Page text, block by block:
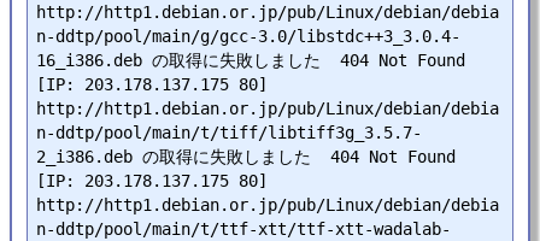
http://http1.debian.or.jp/pub/Linux/debian/debia
n-ddtp/pool/main/g/gcc-3.0/libstdc++3_3.0.4-
16_i386.deb の取得に失敗しました  404 Not Found
[IP: 203.178.137.175 80]
http://http1.debian.or.jp/pub/Linux/debian/debia
n-ddtp/pool/main/t/tiff/libtiff3g_3.5.7-
2_i386.deb の取得に失敗しました  404 Not Found
[IP: 203.178.137.175 80]
http://http1.debian.or.jp/pub/Linux/debian/debia
n-ddtp/pool/main/t/ttf-xtt/ttf-xtt-wadalab-